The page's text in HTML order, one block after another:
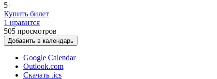
5+
Купить билет
1 нравится
505 просмотров
Добавить в календарь
Google Calendar
Outlook.com
Скачать .ics